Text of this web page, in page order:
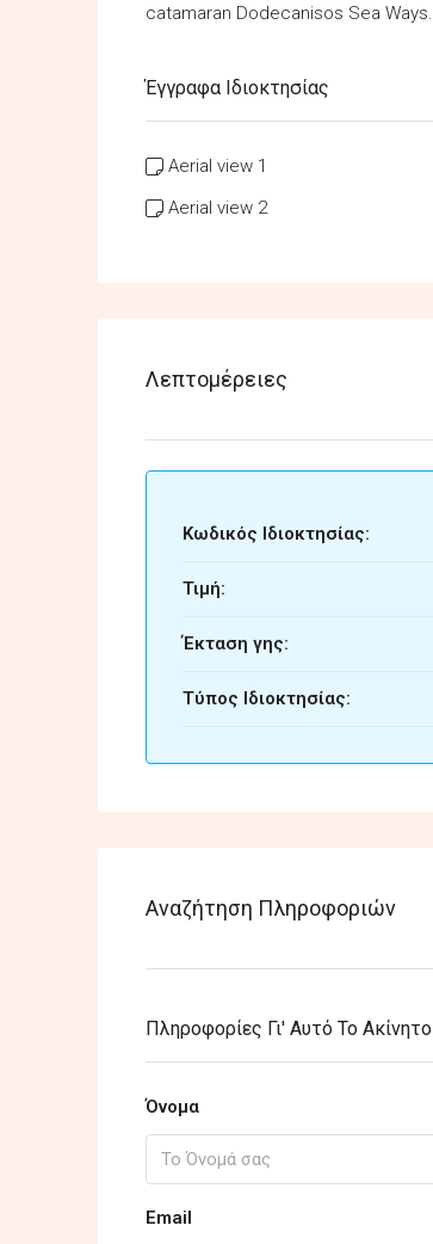
catamaran Dodecanisos Sea Ways.
Έγγραφα Ιδιοκτησίας
Aerial view 1
Aerial view 2
Λεπτομέρειες
Κωδικός Ιδιοκτησίας:
Τιμή:
Έκταση γης:
Τύπος Ιδιοκτησίας:
Αναζήτηση Πληροφοριών
Πληροφορίες Γι' Αυτό Το Ακίνητο
Όνομα
Email